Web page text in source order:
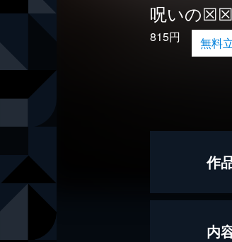
呪いの☒☒
815円 無料
作
著者
内